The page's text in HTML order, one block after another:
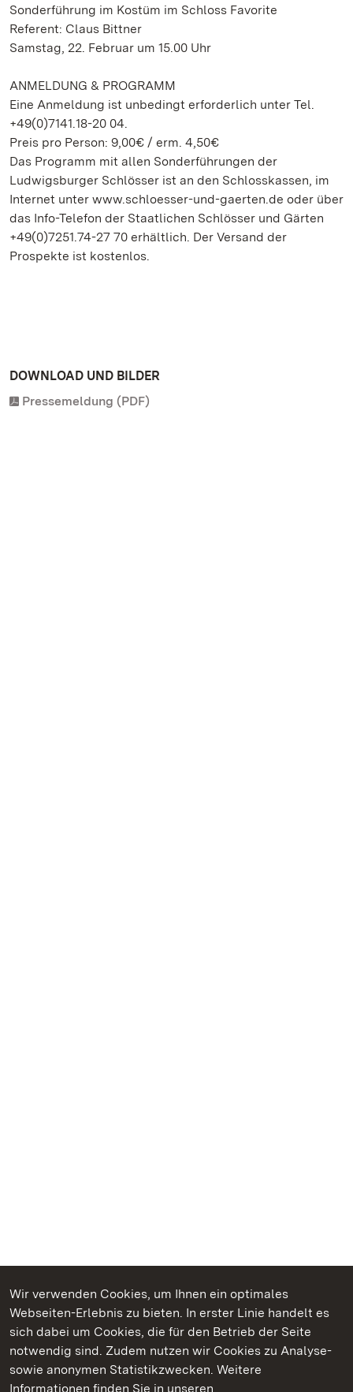
Wir verwenden Cookies, um Ihnen ein optimales
Webseiten-Erlebnis zu bieten. In erster Linie handelt es
sich dabei um Cookies, die für den Betrieb der Seite
notwendig sind. Zudem nutzen wir Cookies zu Analyse-
sowie anonymen Statistikzwecken. Weitere
Informationen finden Sie in unseren
Sonderführung im Kostüm im Schloss Favorite
Referent: Claus Bittner
Samstag, 22. Februar um 15.00 Uhr
ANMELDUNG & PROGRAMM
Eine Anmeldung ist unbedingt erforderlich unter Tel.
+49(0)7141.18-20 04.
Preis pro Person: 9,00€ / erm. 4,50€
Das Programm mit allen Sonderführungen der
Ludwigsburger Schlösser ist an den Schlosskassen, im
Internet unter www.schloesser-und-gaerten.de oder über
das Info-Telefon der Staatlichen Schlösser und Gärten
+49(0)7251.74-27 70 erhältlich. Der Versand der
Prospekte ist kostenlos.
DOWNLOAD UND BILDER
Pressemeldung (PDF)
Kommen. Staunen. Genießen.